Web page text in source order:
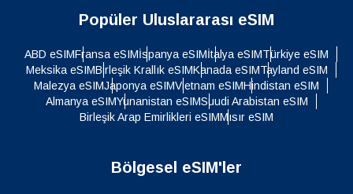
Popüler Uluslararası eSIM
ABD eSIMFransa eSIMİspanya eSIMİtalya eSIMTürkiye eSIM
Meksika eSIMBirleşik Krallık eSIMKanada eSIMTayland eSIM
Malezya eSIMJaponya eSIMVietnam eSIMHindistan eSIM
Almanya eSIMYunanistan eSIMSuudi Arabistan eSIM
Birleşik Arap Emirlikleri eSIMMısır eSIM
Bölgesel eSIM'ler